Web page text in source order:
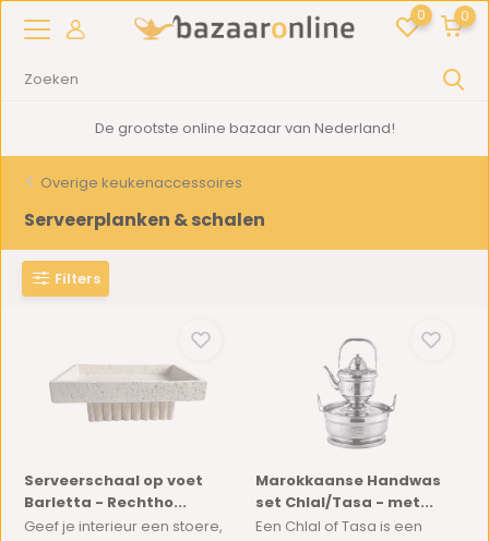
0 0
2000m2showroom in Woerden
Overige keukenaccessoires
Serveerplanken & schalen
Filters
Serveerschaal op voet
Barletta - Rechtho...
Geef je interieur een stoere,
Marokkaanse Handwas
set Chlal/Tasa - met...
Een Chlal of Tasa is een